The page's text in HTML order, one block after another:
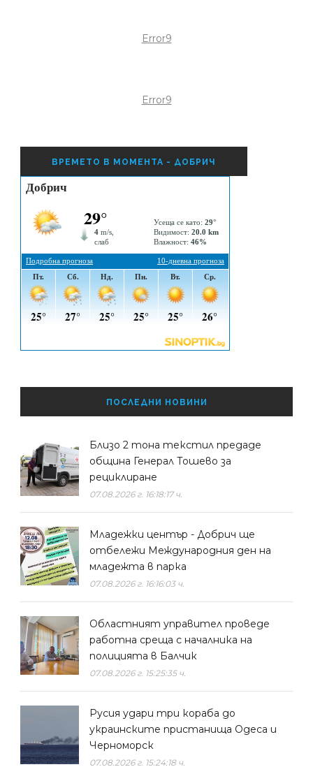
Error9
Error9
ВРЕМЕТО В МОМЕНТА - ДОБРИЧ
ПОСЛЕДНИ НОВИНИ
Близо 2 тона текстил предаде
община Генерал Тошево за
рециклиране
07.08.2026 г. 16:18:17 ч.
Младежки център - Добрич ще
отбележи Международния ден на
младежта в парка
07.08.2026 г. 16:16:03 ч.
Областният управител проведе
работна среща с началника на
полицията в Балчик
07.08.2026 г. 15:25:35 ч.
Русия удари три кораба до
украинските пристанища Одеса и
Черноморск
07.08.2026 г. 15:24:18 ч.